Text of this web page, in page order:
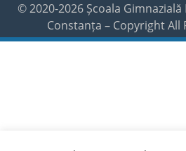
© 2020-2026 Școala
Constanța – Copyright All